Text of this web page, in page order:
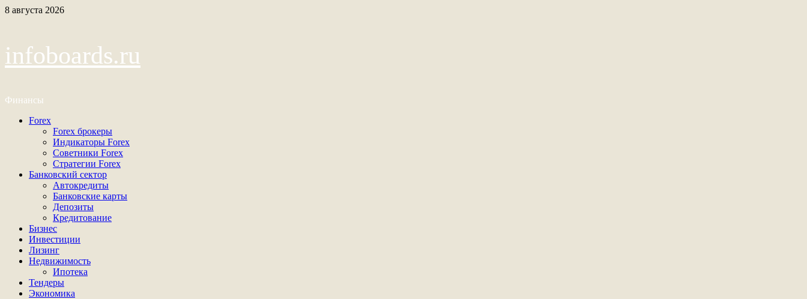
Перейти
8 августа 2026
infoboards.ru
Финансы
Основное
Forex
Forex брокеры
Индикаторы Forex
Советники Forex
Стратегии Forex
Банковский сектор
Автокредиты
Банковские карты
Депозиты
Кредитование
Бизнес
Инвестиции
Лизинг
Недвижимость
Ипотека
Тендеры
Экономика